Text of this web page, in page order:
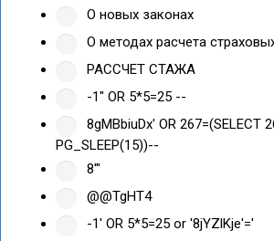
О новых законах
О методах расчета
РАССЧЕТ СТАЖА
-1" OR 5*5=25 --
8gMBbiuDx' OR 267=(SELECT
PG_SLEEP(15))--
8'"
@@TgHT4
-1' OR 5*5=25 or '8jYZlKje'='